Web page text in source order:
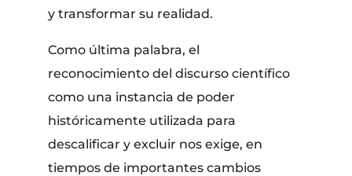
y transformar su realidad.
Como última palabra, el
reconocimiento del discurso científico
como una instancia de poder
históricamente utilizada para
descalificar y excluir nos exige, en
tiempos de importantes cambios